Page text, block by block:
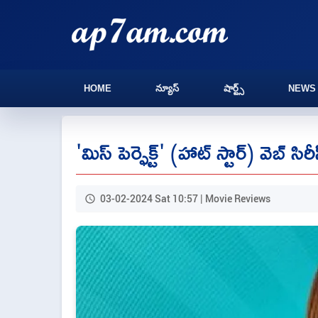
HOME న్యూస్ షార్ట్స్ NEWS
'మిస్ పెర్ఫెక్ట్' (హాట్ స్టార్) వెబ్
03-02-2024 Sat 10:57 | Movie Reviews